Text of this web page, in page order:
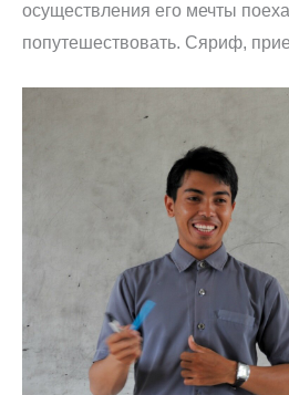
осуществления его мечты
попутешествовать. Сяриф,